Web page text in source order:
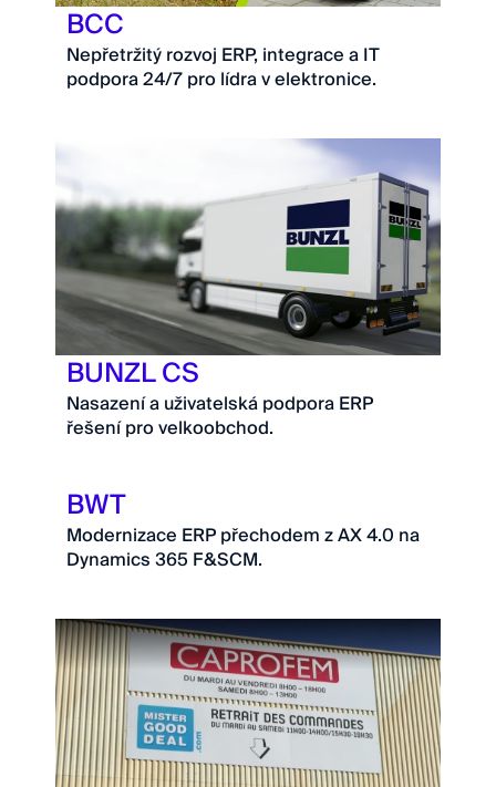
BCC
Nepřetržitý rozvoj ERP, integrace a IT
podpora 24/7 pro lídra v elektronice.
BUNZL CS
Nasazení a uživatelská podpora ERP
řešení pro velkoobchod.
BWT
Modernizace ERP přechodem z AX 4.0 na
Dynamics 365 F&SCM.